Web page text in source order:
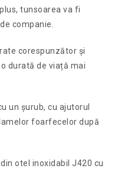
tunsoarea va fi
companie.
corespunzător și
durată de viață mai
un șurub, cu ajutorul
foarfecelor după
otel inoxidabil J420 cu